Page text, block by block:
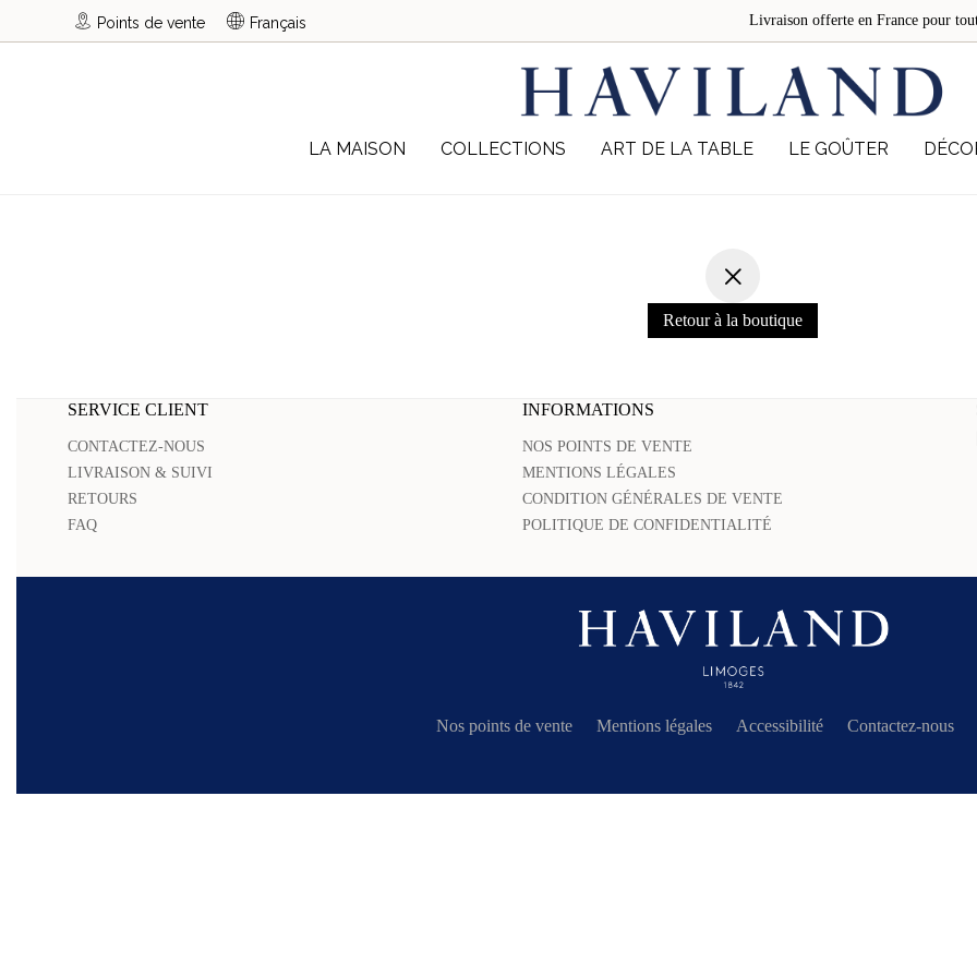
Livraison offerte en France pour
Points de vente Français
LA MAISON COLLECTIONS ART DE LA TABLE LE GOÛTER
Retour à la boutique
SERVICE CLIENT
CONTACTEZ-NOUS
LIVRAISON & SUIVI
RETOURS
FAQ
INFORMATIONS
NOS POINTS DE VENTE
MENTIONS LÉGALES
CONDITION GÉNÉRALES DE VENTE
POLITIQUE DE CONFIDENTIALITÉ
Nos points de vente Mentions légales Accessibilité Contactez-nous